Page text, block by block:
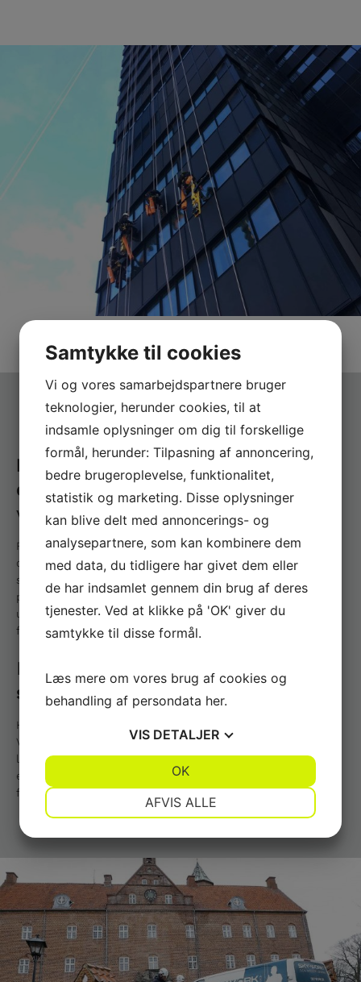
Rammeaftaler på
erhvervsklatring ogløbende
vedligehold
For ejendomme eller porteføljer med tilbagevendende
opgaver indgår vi gernerammeaftalereller faste
serviceaftaler. Det giver forudsigelige priser, kort responstid
på akutsager og én kontakt på tværs af hele porteføljen —
uanset om opgaven er en enkelt skorsten eller en årlig
facadeinspektion.
Rope access
som
standardmetode
Hele værdikæden under ét ansvar.
Vi projekterer det, vi selv udfører. Det giver én ansvarlig
leverandør fra rådgivning til aflevering — og en metode der
er testet i praksis, af os selv. Rope access er et felt de
fleste rådgivere undgår. Vi tager ansvar for det præcist dér.
Samtykke til cookies
Vi og vores samarbejdspartnere bruger
teknologier, herunder cookies, til at
indsamle oplysninger om dig til forskellige
formål, herunder: Tilpasning af annoncering,
bedre brugeroplevelse, funktionalitet,
statistik og marketing. Disse oplysninger
kan blive delt med annoncerings- og
analysepartnere, som kan kombinere dem
med data, du tidligere har givet dem eller
de har indsamlet gennem din brug af deres
tjenester. Ved at klikke på 'OK' giver du
samtykke til disse formål.
Læs mere om vores brug af cookies og
behandling af persondata her.
VIS DETALJER
AFVIS ALLE
OK